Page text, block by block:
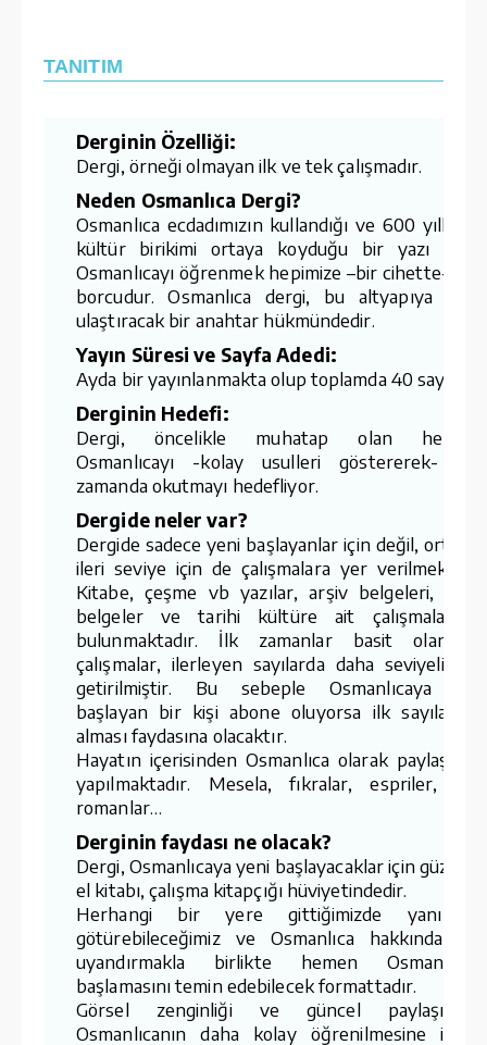
TANITIM
Derginin Özelliği:
Dergi, örneği olmayan ilk ve tek çalışmadır.
Neden Osmanlıca Dergi?
Osmanlıca ecdadımızın kullandığı ve 600 yıllık
kültür birikimi ortaya koyduğu bir yazı
Osmanlıcayı öğrenmek hepimize –bir cihette-
borcudur. Osmanlıca dergi, bu altyapıya
ulaştıracak bir anahtar hükmündedir.
Yayın Süresi ve Sayfa Adedi:
Ayda bir yayınlanmakta olup toplamda 40 sayfadır.
Derginin Hedefi:
Dergi, öncelikle muhatap olan
Osmanlıcayı -kolay usulleri göstererek-
zamanda okutmayı hedefliyor.
Dergide neler var?
Dergide sadece yeni başlayanlar için değil, orta,
ileri seviye için de çalışmalara yer
Kitabe, çeşme vb yazılar, arşiv belgeleri,
belgeler ve tarihi kültüre ait çalışmalar
bulunmaktadır. İlk zamanlar basit olan
çalışmalar, ilerleyen sayılarda daha seviyeli
getirilmiştir. Bu sebeple Osmanlıcaya
başlayan bir kişi abone oluyorsa ilk sayıları
alması faydasına olacaktır.
Hayatın içerisinden Osmanlıca olarak
yapılmaktadır. Mesela, fıkralar, espriler,
romanlar…
Derginin faydası ne olacak?
Dergi, Osmanlıcaya yeni başlayacaklar için güzel
el kitabı, çalışma kitapçığı hüviyetindedir.
Herhangi bir yere gittiğimizde
götürebileceğimiz ve Osmanlıca hakkında
uyandırmakla birlikte hemen
başlamasını temin edebilecek formattadır.
Görsel zenginliği ve güncel
Osmanlıcanın daha kolay öğrenilmesine